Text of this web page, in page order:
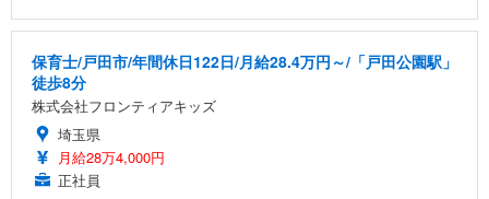
保育士/戸田市/年間休日122日/月給28.4万円～/「戸田公園駅」
徒歩8分
株式会社フロンティアキッズ
埼玉県
月給28万4,000円
正社員